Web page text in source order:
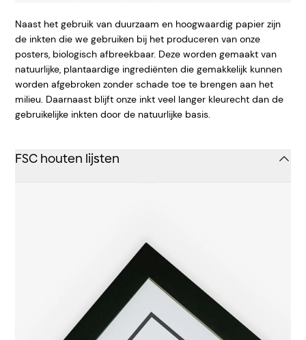
Naast het gebruik van duurzaam en hoogwaardig papier zijn
de inkten die we gebruiken bij het produceren van onze
posters, biologisch afbreekbaar. Deze worden gemaakt van
natuurlijke, plantaardige ingrediënten die gemakkelijk kunnen
worden afgebroken zonder schade toe te brengen aan het
milieu. Daarnaast blijft onze inkt veel langer kleurecht dan de
gebruikelijke inkten door de natuurlijke basis.
FSC houten lijsten